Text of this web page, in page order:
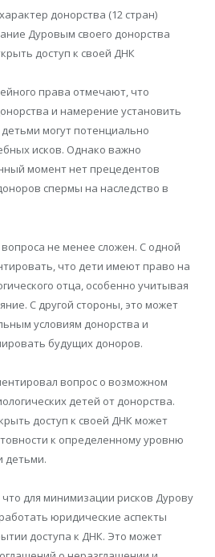
донорства (12 стран)
Дуровым своего донорства
доступ к своей ДНК
права отмечают, что
и намерение установить
могут потенциально
исков. Однако важно
момент нет прецедентов
спермы на наследство в
вопроса не менее сложен. С одной
что дети имеют право на
отца, особенно учитывая
С другой стороны, это может
условиям донорства и
будущих доноров.
вопрос о возможном
детей от донорства.
доступ к своей ДНК может
к определенному уровню
детьми.
для минимизации рисков Дурову
юридические аспекты
доступа к ДНК. Это может